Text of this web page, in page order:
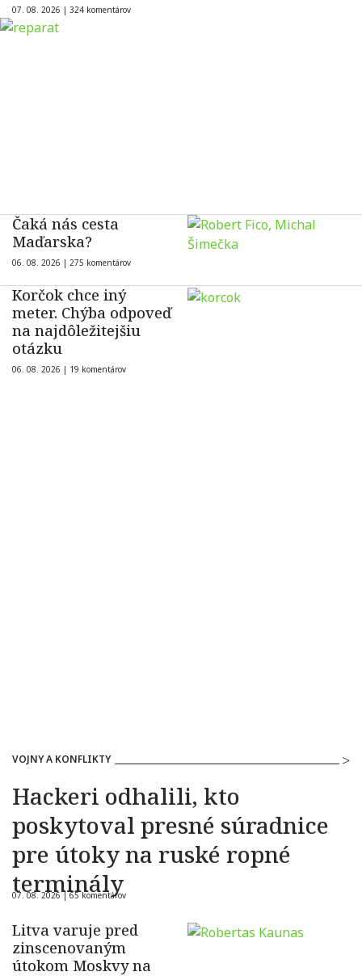
07. 08. 2026 | 324 komentárov
Čaká nás cesta
Maďarska?
06. 08. 2026 | 275 komentárov
Korčok chce iný
meter. Chýba odpoveď
na najdôležitejšiu
otázku
06. 08. 2026 | 19 komentárov
VOJNY A KONFLIKTY
Hackeri odhalili, kto
poskytoval presné súradnice
pre útoky na ruské ropné
terminály
07. 08. 2026 |65 komentárov
Litva varuje pred
zinscenovaným
útokom Moskvy na